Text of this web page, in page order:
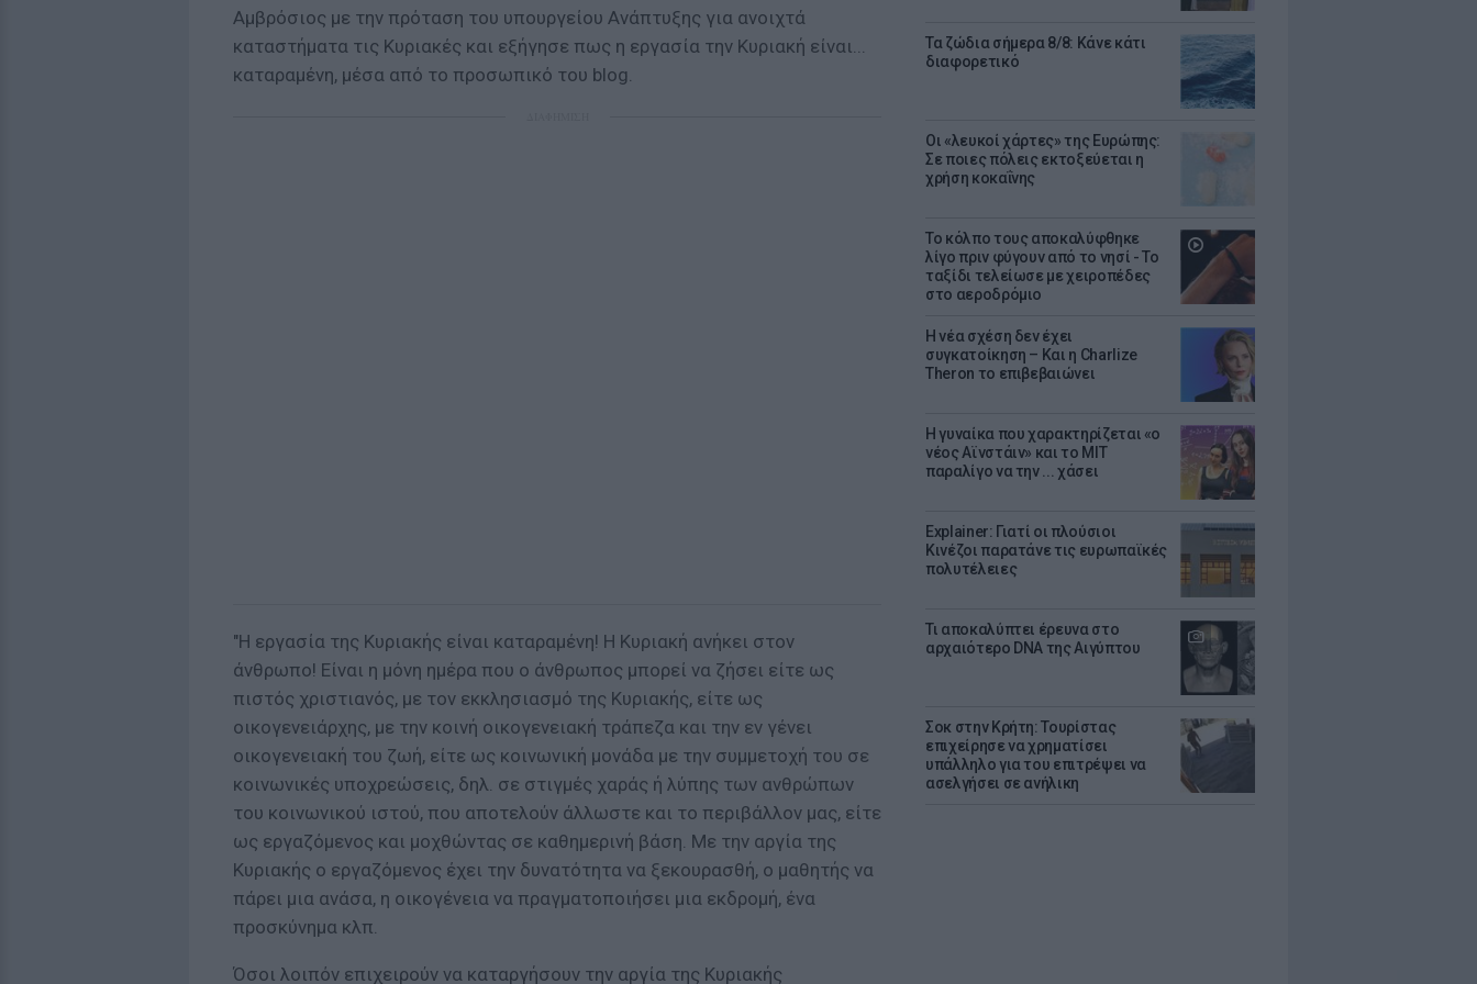
Τα ζώδια σήμερα 8/8: Κάνε κάτι
διαφορετικό
Οι «λευκοί χάρτες» της Ευρώπης:
Σε ποιες πόλεις εκτοξεύεται η
χρήση κοκαΐνης
Το κόλπο τους αποκαλύφθηκε
λίγο πριν φύγουν από το νησί - Το
ταξίδι τελείωσε με χειροπέδες
στο αεροδρόμιο
Η νέα σχέση δεν έχει
συγκατοίκηση – Και η Charlize
Theron το επιβεβαιώνει
Η γυναίκα που χαρακτηρίζεται «ο
νέος Αϊνστάιν» και το MIT
παραλίγο να την ... χάσει
Explainer: Γιατί οι πλούσιοι
Κινέζοι παρατάνε τις ευρωπαϊκές
πολυτέλειες
Τι αποκαλύπτει έρευνα στο
αρχαιότερο DNA της Αιγύπτου
Σοκ στην Κρήτη: Τουρίστας
επιχείρησε να χρηματίσει
υπάλληλο για του επιτρέψει να
ασελγήσει σε ανήλικη
Αμβρόσιος με την πρόταση του υπουργείου Ανάπτυξης για ανοιχτά
καταστήματα τις Κυριακές και εξήγησε πως η εργασία την Κυριακή είναι...
καταραμένη, μέσα από το προσωπικό του blog.
"Η εργασία της Κυριακής είναι καταραμένη! H Κυριακή ανήκει στον
άνθρωπο! Είναι η μόνη ημέρα που ο άνθρωπος μπορεί να ζήσει είτε ως
πιστός χριστιανός, με τον εκκλησιασμό της Κυριακής, είτε ως
οικογενειάρχης, με την κοινή οικογενειακή τράπεζα και την εν γένει
οικογενειακή του ζωή, είτε ως κοινωνική μονάδα με την συμμετοχή του σε
κοινωνικές υποχρεώσεις, δηλ. σε στιγμές χαράς ή λύπης των ανθρώπων
του κοινωνικού ιστού, που αποτελούν άλλωστε και το περιβάλλον μας, είτε
ως εργαζόμενος και μοχθώντας σε καθημερινή βάση. Με την αργία της
Κυριακής ο εργαζόμενος έχει την δυνατότητα να ξεκουρασθή, ο μαθητής να
πάρει μια ανάσα, η οικογένεια να πραγματοποιήσει μια εκδρομή, ένα
προσκύνημα κλπ.
Όσοι λοιπόν επιχειρούν να καταργήσουν την αργία της Κυριακής